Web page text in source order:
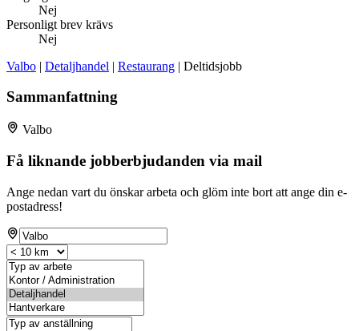
Nej
Personligt brev krävs
Nej
Valbo | Detaljhandel | Restaurang | Deltidsjobb
Sammanfattning
Valbo
Få liknande jobberbjudanden via mail
Ange nedan vart du önskar arbeta och glöm inte bort att ange din e-
postadress!